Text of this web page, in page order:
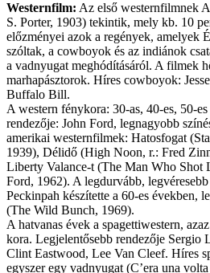
Westernfilm: Az első westernfilmnek
S. Porter, 1903) tekintik, mely kb. 10
előzményei azok a regények, amelyek
szóltak, a cowboyok és az indiánok
a vadnyugat meghódításáról. A filmek
marhapásztorok. Híres cowboyok:
Buffalo Bill.
A western fénykora: 30-as, 40-es, 50-
rendezője: John Ford, legnagyobb
amerikai westernfilmek: Hatosfogat
1939), Délidő (High Noon, r.: Fred
Liberty Valance-t (The Man Who Shot
Ford, 1962). A legdurvább,
Peckinpah készítette a 60-es években,
(The Wild Bunch, 1969).
A hatvanas évek a spagettiwestern,
kora. Legjelentősebb rendezője Sergio
Clint Eastwood, Lee Van Cleef. Híres
egyszer egy vadnyugat (C’era una